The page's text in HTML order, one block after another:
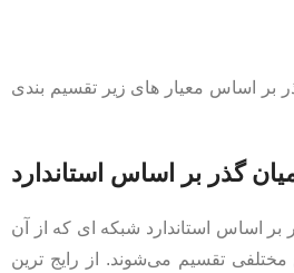
بر اساس معیار های زیر تقسیم بندی
‌گذر بر اساس استاندارد
اساس استاندارد شبکه ‌ای که از آن
مختلفی تقسیم می‌شوند. از رایج ‌ترین